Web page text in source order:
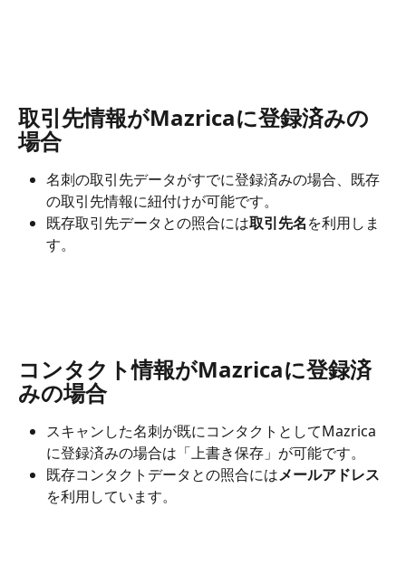
取引先情報がMazricaに登録済みの
場合
名刺の取引先データがすでに登録済みの場合、既存
の取引先情報に紐付けが可能です。
既存取引先データとの照合には取引先名を利用しま
す。
コンタクト情報がMazricaに登録済
みの場合
スキャンした名刺が既にコンタクトとしてMazrica
に登録済みの場合は「上書き保存」が可能です。
既存コンタクトデータとの照合にはメールアドレス
を利用しています。